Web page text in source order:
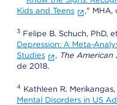
Kids and Teens
," MHA,
3 Felipe B. Schuch, PhD,
Depression: A Meta-
Studies
, The American
de 2018.
4 Kathleen R. Merikangas,
Mental Disorders in US